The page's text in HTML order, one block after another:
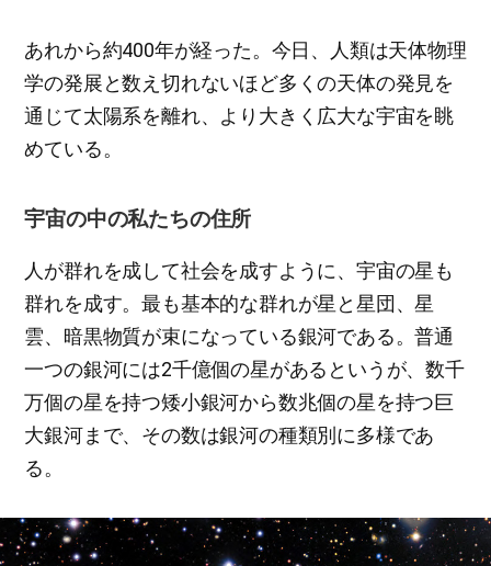
あれから約400年が経った。今日、人類は天体物理
学の発展と数え切れないほど多くの天体の発見を
通じて太陽系を離れ、より大きく広大な宇宙を眺
めている。
宇宙の中の私たちの住所
人が群れを成して社会を成すように、宇宙の星も
群れを成す。最も基本的な群れが星と星団、星
雲、暗黒物質が束になっている銀河である。普通
一つの銀河には2千億個の星があるというが、数千
万個の星を持つ矮小銀河から数兆個の星を持つ巨
大銀河まで、その数は銀河の種類別に多様であ
る。